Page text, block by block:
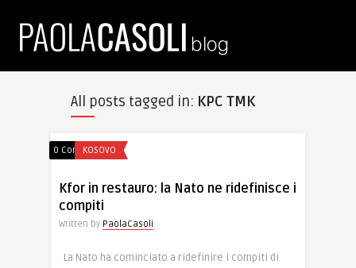
All posts tagged in: KPC TMK
0 Comments
KOSOVO
Kfor in restauro: la Nato ne ridefinisce i
compiti
Written by PaolaCasoli
La Nato ha cominciato a ridefinire i compiti di